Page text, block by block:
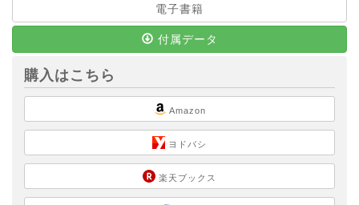
電子書籍
付属データ
購入はこちら
Amazon
ヨドバシ
楽天ブックス